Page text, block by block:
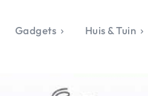
Food & Drinks
Gadgets Huis & Tuin